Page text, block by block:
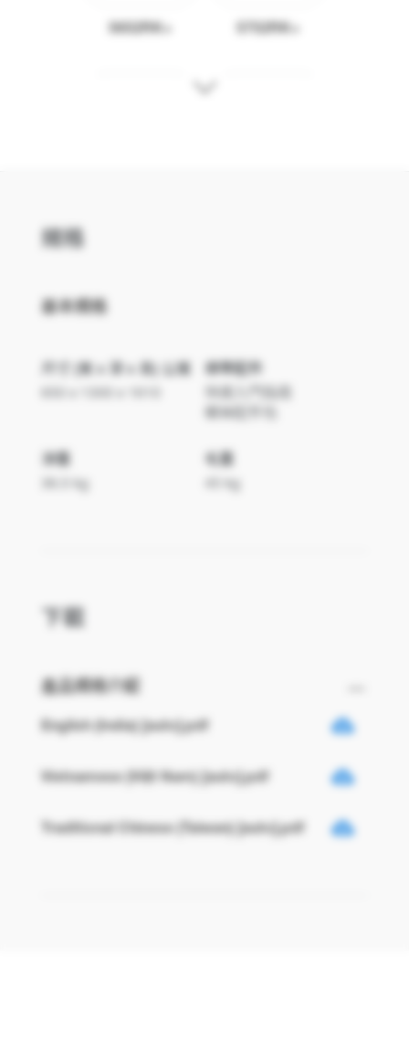
5652RK+ 5752RK+
規格
基本規格
尺寸 (寬 x 深 x 高) 公厘
標準配件
螺絲配件包
淨重
毛重
下載
產品規格介紹
English (India) [auto].pdf
Vietnamese (Việt Nam) [auto].pdf
Traditional Chinese (Taiwan) [auto].pdf